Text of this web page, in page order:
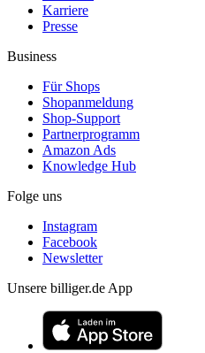
Karriere
Presse
Business
Für Shops
Shopanmeldung
Shop-Support
Partnerprogramm
Amazon Ads
Knowledge Hub
Folge uns
Instagram
Facebook
Newsletter
Unsere billiger.de App